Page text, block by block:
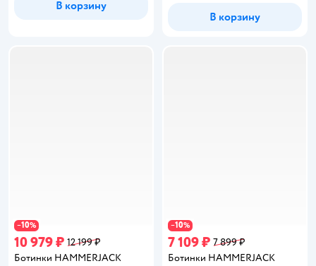
В корзину
В корзину
−10%
10 979 ₽ 12 199 ₽
Ботинки HAMMERJACK
−10%
7 109 ₽ 7 899 ₽
Ботинки HAMMERJACK